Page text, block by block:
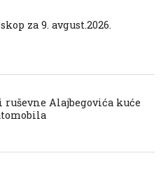
za 9. avgust.2026.
ruševne Alajbegovića kuće